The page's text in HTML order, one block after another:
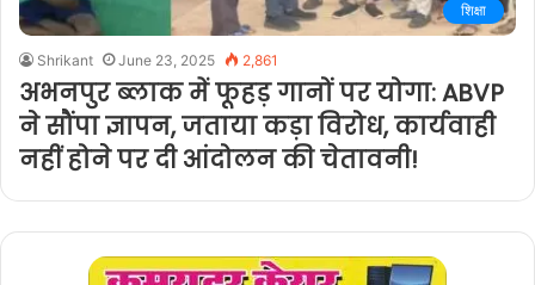
शिक्षा
Shrikant June 23, 2025 2,861
अभनपुर ब्लाक में फूहड़ गानों पर योगा: ABVP
ने सौंपा ज्ञापन, जताया कड़ा विरोध, कार्यवाही
नहीं होने पर दी आंदोलन की चेतावनी!